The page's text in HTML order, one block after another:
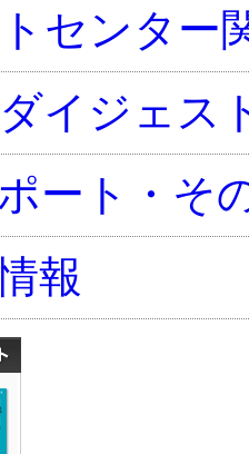
センター
イジェス
ート・そ
報